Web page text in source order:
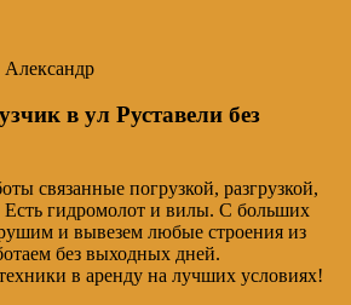
Александр
в ул Руставели без
связанные погрузкой, разгрузкой,
Есть гидромолот и вилы. С больших
и вывезем любые строения из
без выходных дней.
в аренду на лучших условиях!